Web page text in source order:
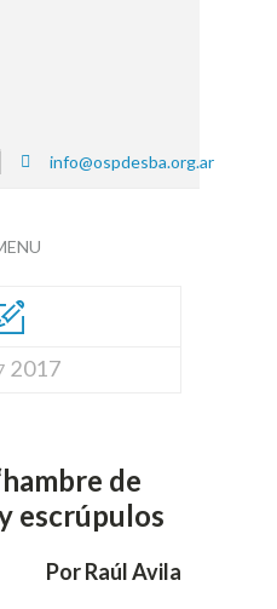
info@ospdesba.org.ar
2017
de
escrúpulos
Por Raúl Avila